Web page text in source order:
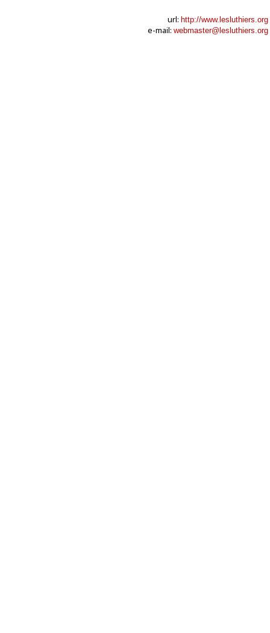
url: http://www.lesluthiers.org
e-mail: webmaster@lesluthiers.org